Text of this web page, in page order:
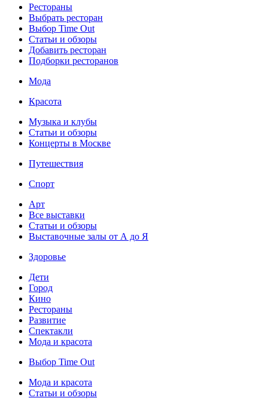
Рестораны
Выбрать ресторан
Выбор Time Out
Статьи и обзоры
Добавить ресторан
Подборки ресторанов
Мода
Красота
Музыка и клубы
Статьи и обзоры
Концерты в Москве
Путешествия
Спорт
Арт
Все выставки
Статьи и обзоры
Выставочные залы от А до Я
Здоровье
Дети
Город
Кино
Рестораны
Развитие
Спектакли
Мода и красота
Выбор Time Out
Мода и красота
Статьи и обзоры